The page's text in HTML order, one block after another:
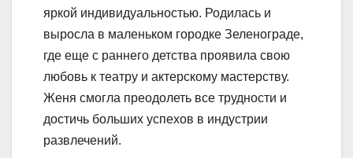
яркой индивидуальностью. Родилась и
выросла в маленьком городке Зеленограде,
где еще с раннего детства проявила свою
любовь к театру и актерскому мастерству.
Женя смогла преодолеть все трудности и
достичь больших успехов в индустрии
развлечений.